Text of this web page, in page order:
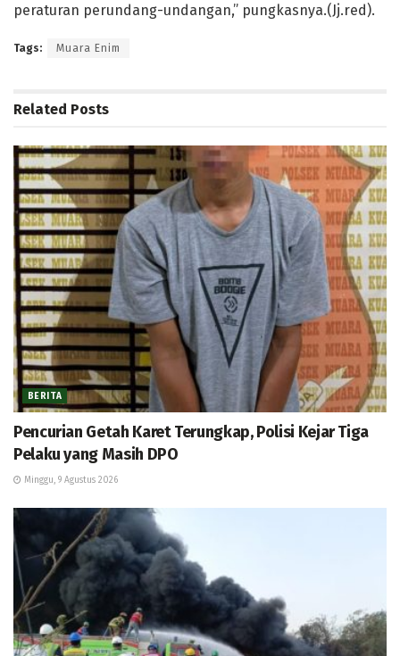
peraturan perundang-undangan,” pungkasnya.(Jj.red).
Tags: Muara Enim
Related Posts
BERITA
Pencurian Getah Karet Terungkap, Polisi Kejar Tiga
Pelaku yang Masih DPO
Minggu, 9 Agustus 2026